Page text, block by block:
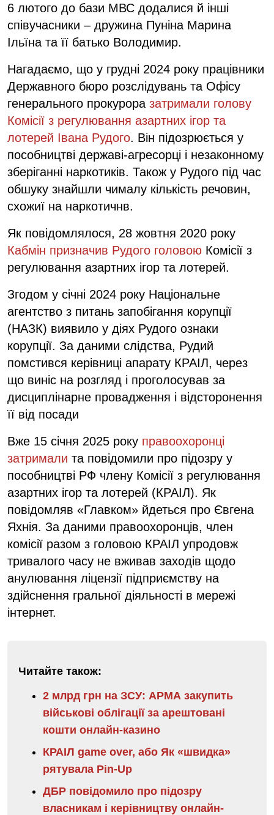
6 лютого до бази МВС додалися й інші
співучасники – дружина Пуніна Марина
Ільїна та її батько Володимир.
Нагадаємо, що у грудні 2024 року працівники
Державного бюро розслідувань та Офісу
генерального прокурора затримали голову
Комісії з регулювання азартних ігор та
лотерей Івана Рудого. Він підозрюється у
пособництві державі-агресорці і незаконному
зберіганні наркотиків. Також у Рудого під час
обшуку знайшли чималу кількість речовин,
схожиї на наркотичнв.
Як повідомлялося, 28 жовтня 2020 року
Кабмін призначив Рудого головою Комісії з
регулювання азартних ігор та лотерей.
Згодом у січні 2024 року Національне
агентство з питань запобігання корупції
(НАЗК) виявило у діях Рудого ознаки
корупції. За даними слідства, Рудий
помстився керівниці апарату КРАІЛ, через
що виніс на розгляд і проголосував за
дисциплінарне провадження і відсторонення
її від посади
Вже 15 січня 2025 року правоохоронці
затримали та повідомили про підозру у
пособництві РФ члену Комісії з регулювання
азартних ігор та лотерей (КРАІЛ). Як
повідомляв «Главком» йдеться про Євгена
Яхнія. За даними правоохоронців, член
комісії разом з головою КРАІЛ упродовж
тривалого часу не вживав заходів щодо
анулювання ліцензії підприємству на
здійснення гральної діяльності в мережі
інтернет.
Читайте також:
2 млрд грн на ЗСУ: АРМА закупить
військові облігації за арештовані
кошти онлайн-казино
КРАІЛ game over, або Як «швидка»
рятувала Pin-Up
ДБР повідомило про підозру
власникам і керівництву онлайн-